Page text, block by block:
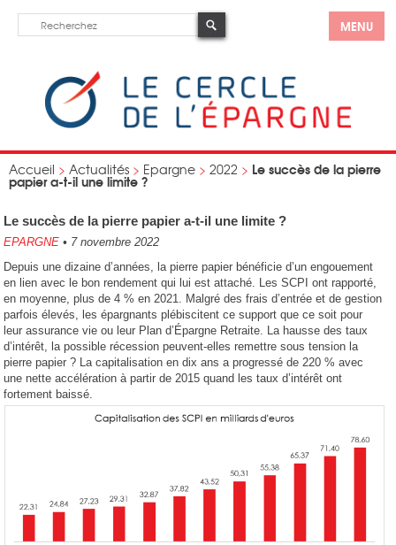
MENU
Accueil > Actualités > Epargne > 2022 > Le succès de la pierre
papier a-t-il une limite ?
Le succès de la pierre papier a-t-il une limite ?
EPARGNE • 7 novembre 2022
Depuis une dizaine d’années, la pierre papier bénéficie d’un engouement
en lien avec le bon rendement qui lui est attaché. Les SCPI ont rapporté,
en moyenne, plus de 4 % en 2021. Malgré des frais d’entrée et de gestion
parfois élevés, les épargnants plébiscitent ce support que ce soit pour
leur assurance vie ou leur Plan d’Épargne Retraite. La hausse des taux
d’intérêt, la possible récession peuvent-elles remettre sous tension la
pierre papier ? La capitalisation en dix ans a progressé de 220 % avec
une nette accélération à partir de 2015 quand les taux d’intérêt ont
fortement baissé.